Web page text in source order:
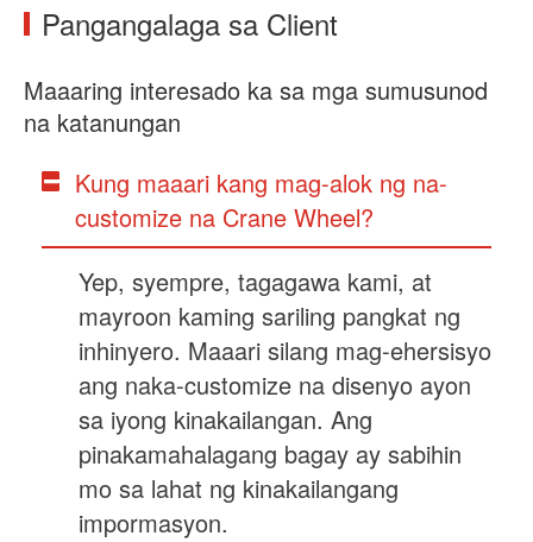
Pangangalaga sa Client
Maaaring interesado ka sa mga sumusunod
na katanungan
Kung maaari kang mag-alok ng na-
customize na Crane Wheel?
Yep, syempre, tagagawa kami, at
mayroon kaming sariling pangkat ng
inhinyero. Maaari silang mag-ehersisyo
ang naka-customize na disenyo ayon
sa iyong kinakailangan. Ang
pinakamahalagang bagay ay sabihin
mo sa lahat ng kinakailangang
impormasyon.